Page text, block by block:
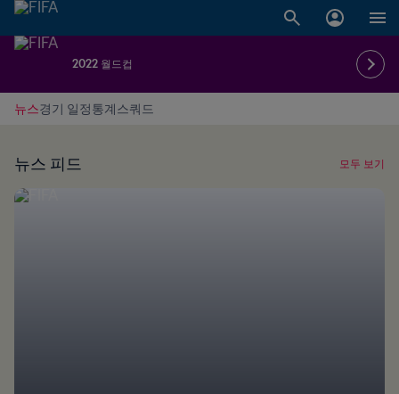
2022 월드컵
뉴스경기 일정통계스쿼드
뉴스 피드 모두 보기